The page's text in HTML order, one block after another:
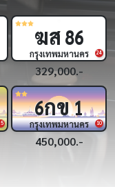
กฌ444
กรุงเทพมหานคร
269,000.-
2ขย555
กรุงเทพมหานคร
319,000.-